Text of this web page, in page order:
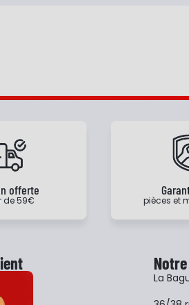
offerte
de 59€ pièces et
La